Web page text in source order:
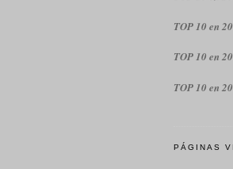
TOP 10 en
TOP 10 en
TOP 10 en
PÁGINAS